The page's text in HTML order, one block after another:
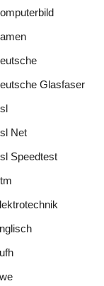
Glasfaser
Net
Speedtest